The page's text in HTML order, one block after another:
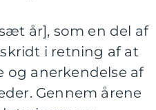
år], som en del af
i retning af at
anerkendelse af
Gennem årene